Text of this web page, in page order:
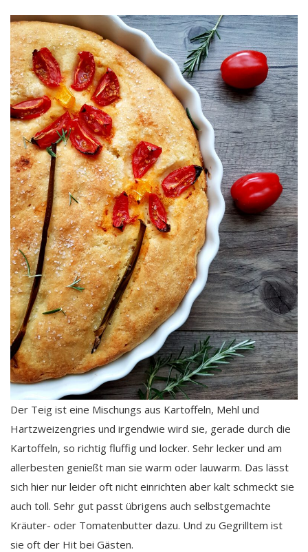
Der Teig ist eine Mischungs aus Kartoffeln, Mehl und
Hartzweizengries und irgendwie wird sie, gerade durch die
Kartoffeln, so richtig fluffig und locker. Sehr lecker und am
allerbesten genießt man sie warm oder lauwarm. Das lässt
sich hier nur leider oft nicht einrichten aber kalt schmeckt sie
auch toll. Sehr gut passt übrigens auch selbstgemachte
Kräuter- oder Tomatenbutter dazu. Und zu Gegrilltem ist
sie oft der Hit bei Gästen.